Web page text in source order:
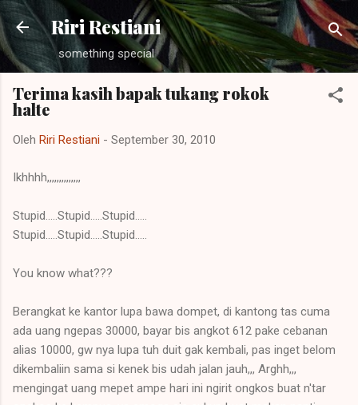
Langsung ke konten utama
Riri Restiani
something special
Terima kasih bapak tukang rokok
halte
Oleh Riri Restiani - September 30, 2010
Ikhhhh,,,,,,,,,,,,,,
Stupid.....Stupid.....Stupid.....
Stupid.....Stupid.....Stupid.....
You know what???
Berangkat ke kantor lupa bawa dompet, di kantong tas cuma
ada uang ngepas 30000, bayar bis angkot 612 pake cebanan
alias 10000, gw nya lupa tuh duit gak kembali, pas inget belom
dikembaliin sama si kenek bis udah jalan jauh,,, Arghh,,,
mengingat uang mepet ampe hari ini ngirit ongkos buat n'tar